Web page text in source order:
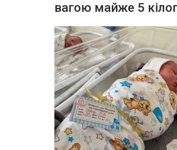
вагою майже 5